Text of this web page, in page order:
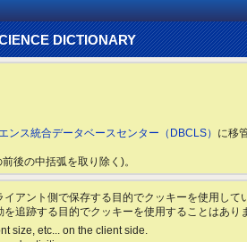
DICTIONARY
ンス統合データベースセンター（DBCLS） に移
後の中括弧を取り除く)。
アント側で保存する目的でクッキーを使用して
追跡する目的でクッキーを使用することはあり
size, etc... on the client side.